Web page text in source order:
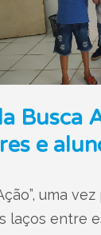
Busca
e
uma
laços entre